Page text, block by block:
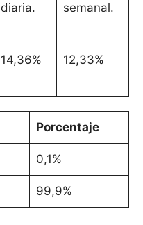
diaria.
semanal.
14,36% 12,33%
Porcentaje
0,1%
99,9%